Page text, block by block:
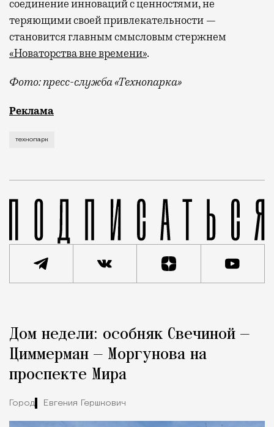
соединение инноваций с ценностями, не
теряющими своей привлекательности —
становится главным смысловым стержнем
«Новаторства вне времени».
Фото: пресс-служба «Технопарка»
Рекламные кампании техники редко выходят за
Реклама
технопарк
Город
Дом недели: особняк Свечиной —
Циммерман — Моргунова на
проспекте Мира
Город Евгения Гершкович